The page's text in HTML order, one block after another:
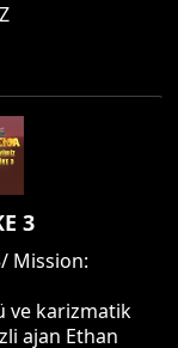
3
Mission:
ve karizmatik
ajan Ethan